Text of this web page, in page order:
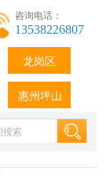
咨询电话：
13538226807
龙岗区
惠州坪山